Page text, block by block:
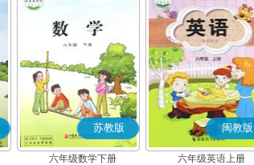
苏教版
六年级数学下册
闽教版
六年级英语上册